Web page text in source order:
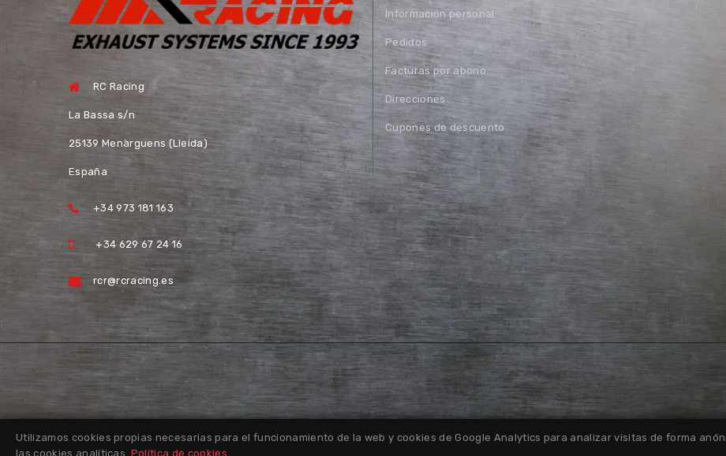
RC Racing
La Bassa s/n
25139 Menàrguens (Lleida)
España
+34 973 181 163
+34 629 67 24 16
rcr@rcracing.es
Información personal
Pedidos
Facturas por abono
Direcciones
Cupones de descuento
Utilizamos cookies propias necesarias para el funcionamiento de la web y cookies de Google Analytics para analizar visitas de forma
las cookies analíticas. Política de cookies